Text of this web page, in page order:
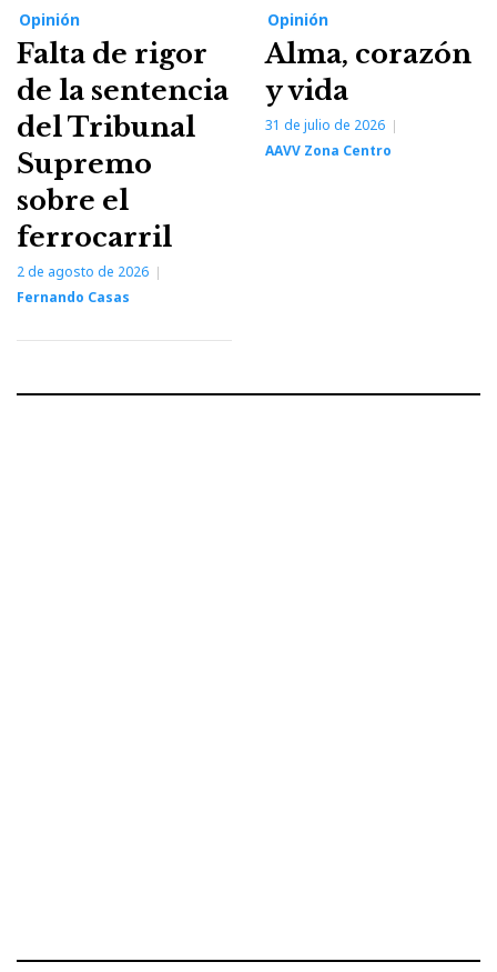
Opinión
Falta de rigor
de la sentencia
del Tribunal
Supremo
sobre el
ferrocarril
2 de agosto de 2026
Fernando Casas
Opinión
Alma, corazón
y vida
31 de julio de 2026
AAVV Zona Centro